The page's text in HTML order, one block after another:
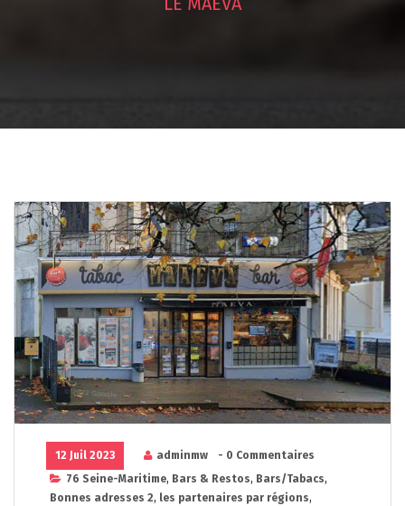
12 Juil 2023 adminmw
- 0 Commentaires
76 Seine-Maritime, Bars & Restos, Bars/Tabacs,
Bonnes adresses 2, les partenaires par régions,